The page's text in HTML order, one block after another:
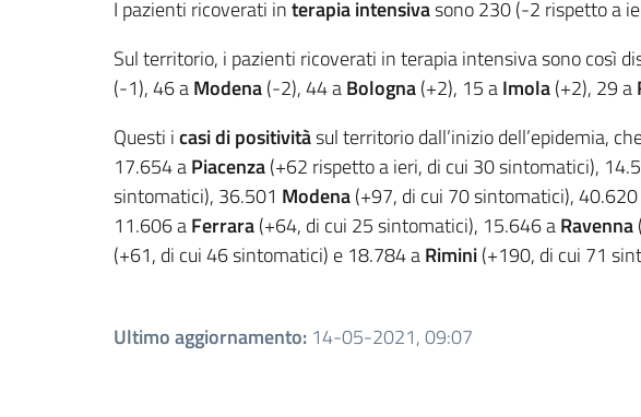
I pazienti ricoverati interapia intensivasono 230 (-2 rispetto a
Sul territorio, i pazienti ricoverati in terapia intensiva sono così
(-1), 46 aModena(-2), 44 aBologna(+2), 15 aImola(+2), 29 a
Questi icasi di positivitàsul territorio dall’inizio dell’epidemia,
17.654 aPiacenza(+62 rispetto a ieri, di cui 30 sintomatici),
sintomatici), 36.501 Modena(+97, di cui 70 sintomatici),
11.606 aFerrara(+64, di cui 25 sintomatici), 15.646 aRavenna
(+61, di cui 46 sintomatici) e 18.784 aRimini(+190, di cui 71
Ultimo aggiornamento: 14-05-2021, 09:07